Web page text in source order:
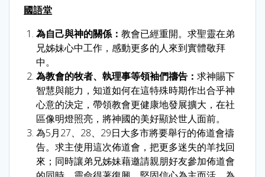
國語堂
為自己與神的關係： 教會已經重開。求聖靈在弟
兄姊妹心中工作，感動更多的人來到實體敬拜
中。
為教會的牧者、執理事等領袖們禱告： 求神賜下
智慧與能力，知道如何在這特殊時期作出合乎神
心意的決定，帶領教會更健康地發展擴大，在社
區像明燈照亮，將神國的美好顯於世人面前。
為5月27、28、29日大多市將要舉行的佈道會禱
告。求主使用這次佈道會，把更多迷失的羊找回
來；同時讓弟兄姊妹藉邀請親朋好友參加佈道會